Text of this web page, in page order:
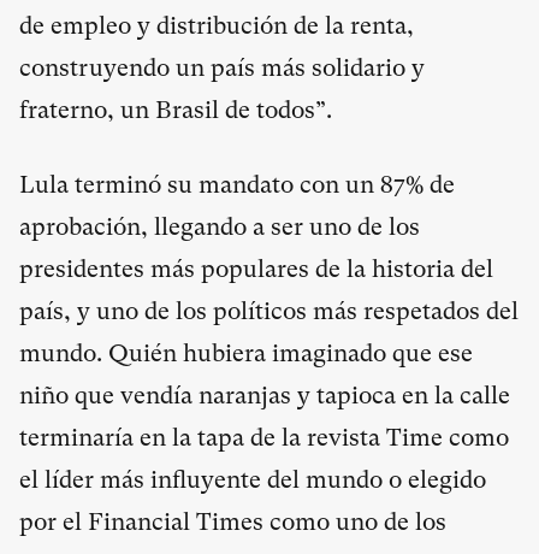
de empleo y distribución de la renta,
construyendo un país más solidario y
fraterno, un Brasil de todos”.
Lula terminó su mandato con un 87% de
aprobación, llegando a ser uno de los
presidentes más populares de la historia del
país, y uno de los políticos más respetados del
mundo. Quién hubiera imaginado que ese
niño que vendía naranjas y tapioca en la calle
terminaría en la tapa de la revista Time como
el líder más influyente del mundo o elegido
por el Financial Times como uno de los